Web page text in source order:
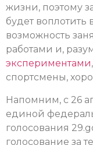
жизни, поэтому
будет воплотить
возможность
работами и,
экспериментами
спортсмены,
Напомним, с 26
единой
голосования
голосование за